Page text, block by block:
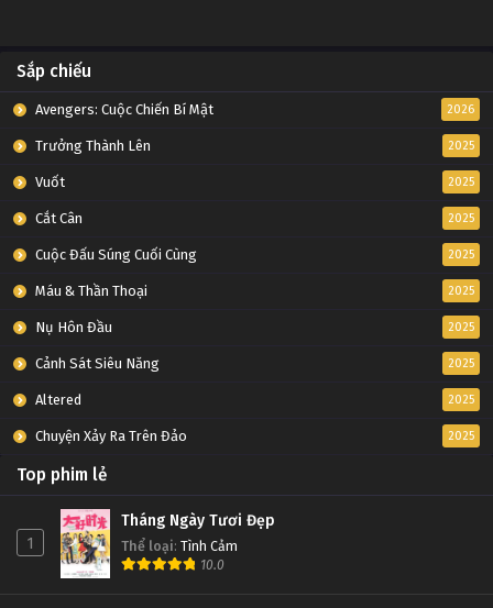
Sắp chiếu
Avengers: Cuộc Chiến Bí Mật 2026
Trưởng Thành Lên 2025
Vuốt 2025
Cắt Cân 2025
Cuộc Đấu Súng Cuối Cùng 2025
Máu & Thần Thoại 2025
Nụ Hôn Đầu 2025
Cảnh Sát Siêu Năng 2025
Altered 2025
Chuyện Xảy Ra Trên Đảo 2025
Top phim lẻ
1
Tháng Ngày Tươi Đẹp
Thể loại: Tình Cảm
10.0